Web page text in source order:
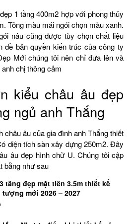
1 tầng 400m2 hợp với phong thủy
Tông màu mái ngói chọn màu xanh.
nâu cũng được tùy chọn chất liệu
đề bản quyền kiến trúc của công ty
Mới chúng tôi nên chỉ đưa lên và
chị thông cảm
kiểu châu âu đẹp
ngủ anh Thắng
châu âu của gia đình anh Thắng thiết
diện tích sàn xây dựng 250m2. Đây
âu đẹp hình chữ U. Chúng tôi cập
bằng như sau
tầng đẹp mặt tiền 3.5m thiết kế
mới 2026 – 2027